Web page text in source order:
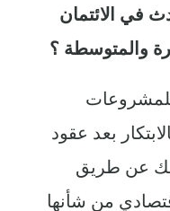
في الائتمان
والمتوسطة ؟
بعد عقود
عن طريق
من شأنها